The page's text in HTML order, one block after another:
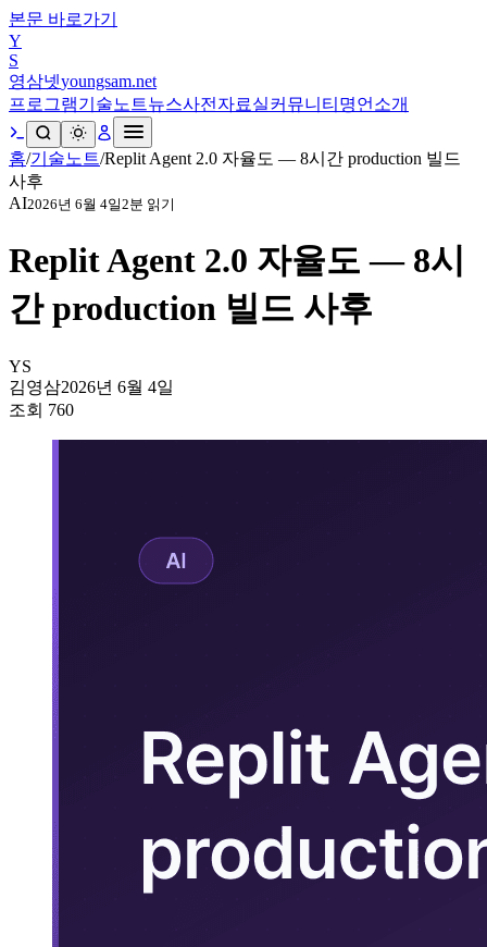
본문 바로가기
Y
S
영삼넷youngsam.net
프로그램기술노트뉴스사전 자료실커뮤니티 명언 소개
홈/기술노트/Replit Agent 2.0 자율도 — 8시간 production 빌드
사후
AI2026년 6월 4일2분 읽기
Replit Agent 2.0 자율도 — 8시
간 production 빌드 사후
YS
김영삼2026년 6월 4일
조회 760